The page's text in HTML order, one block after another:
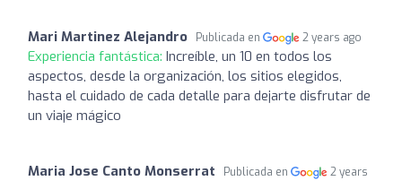
Mari Martinez Alejandro Publicada en 2 years ago
Experiencia fantástica: Increíble, un 10 en todos los
aspectos, desde la organización, los sitios elegidos,
hasta el cuidado de cada detalle para dejarte disfrutar de
un viaje mágico
Maria Jose Canto Monserrat Publicada en
2 years